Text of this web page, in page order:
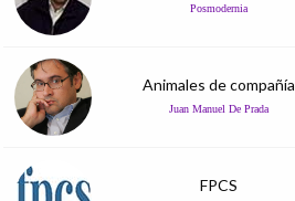
Posmodernia
Animales de compañía
Juan Manuel De Prada
FPCS